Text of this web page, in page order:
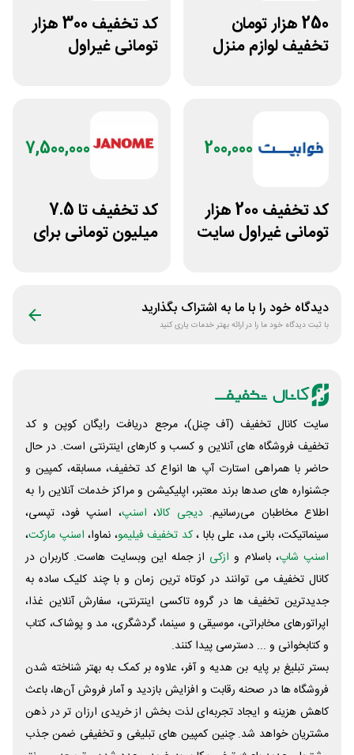
250 هزار تومان
تخفیف لوازم منزل
کد تخفیف 300 هزار
تومانی غیراول
200,000
کد تخفیف 200 هزار
تومانی غیراول سایت
7,500,000
کد تخفیف تا 7.5
میلیون تومانی برای
دیدگاه خود را با ما به اشتراک بگذارید
با ثبت دیدگاه خود ما را در ارائه بهتر خدمات یاری کنید
سایت کانال تخفیف (آف چنل)، مرجع دریافت رایگان کوپن و کد
تخفیف فروشگاه های آنلاین و کسب و‌ کارهای اینترنتی است. در حال
حاضر با همراهی استارت آپ ها انواع کد تخفیف، مسابقه، کمپین و
جشنواره های صدها برند معتبر، اپلیکیشن و مراکز خدمات آنلاین را به
اطلاع مخاطبان می‌رسانیم. دیجی کالا، اسنپ، اسنپ فود، تپسی،
سینماتیکت، بانی مد، علی‌ بابا ،کد تخفیف فیلیمو، نماوا، اسنپ مارکت،
اسنپ شاپ، باسلام و ازکی از جمله این وبسایت ‌هاست. کاربران در
کانال تخفیف می توانند در کوتاه ترین زمان و با چند کلیک ساده به
جدیدترین تخفیف ها در گروه تاکسی اینترنتی، سفارش آنلاین غذا،
اپراتورهای مخابراتی، موسیقی و سینما، گردشگری، مد و پوشاک، کتاب
و کتابخوانی و ... دسترسی پیدا کنند.
بستر تبلیغ بر پایه بن هدیه و آفر، علاوه بر کمک به بهتر شناخته شدن
فروشگاه ها در صحنه رقابت و افزایش بازدید و آمار فروش آن‌ها، باعث
کاهش هزینه و ایجاد تجربه‌ای لذت بخش از خریدی ارزان تر در ذهن
مشتریان خواهد شد. چنین کمپین های تبلیغی و تخفیفی ضمن جذب